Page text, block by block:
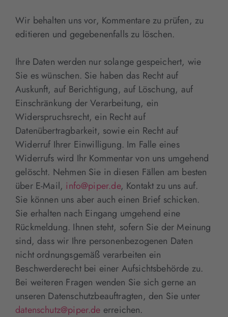
Wir behalten uns vor, Kommentare zu prüfen, zu
editieren und gegebenenfalls zu löschen.
Ihre Daten werden nur solange gespeichert, wie
Sie es wünschen. Sie haben das Recht auf
Auskunft, auf Berichtigung, auf Löschung, auf
Einschränkung der Verarbeitung, ein
Widerspruchsrecht, ein Recht auf
Datenübertragbarkeit, sowie ein Recht auf
Widerruf Ihrer Einwilligung. Im Falle eines
Widerrufs wird Ihr Kommentar von uns umgehend
gelöscht. Nehmen Sie in diesen Fällen am besten
über E-Mail, info@piper.de, Kontakt zu uns auf.
Sie können uns aber auch einen Brief schicken.
Sie erhalten nach Eingang umgehend eine
Rückmeldung. Ihnen steht, sofern Sie der Meinung
sind, dass wir Ihre personenbezogenen Daten
nicht ordnungsgemäß verarbeiten ein
Beschwerderecht bei einer Aufsichtsbehörde zu.
Bei weiteren Fragen wenden Sie sich gerne an
unseren Datenschutzbeauftragten, den Sie unter
datenschutz@piper.de erreichen.